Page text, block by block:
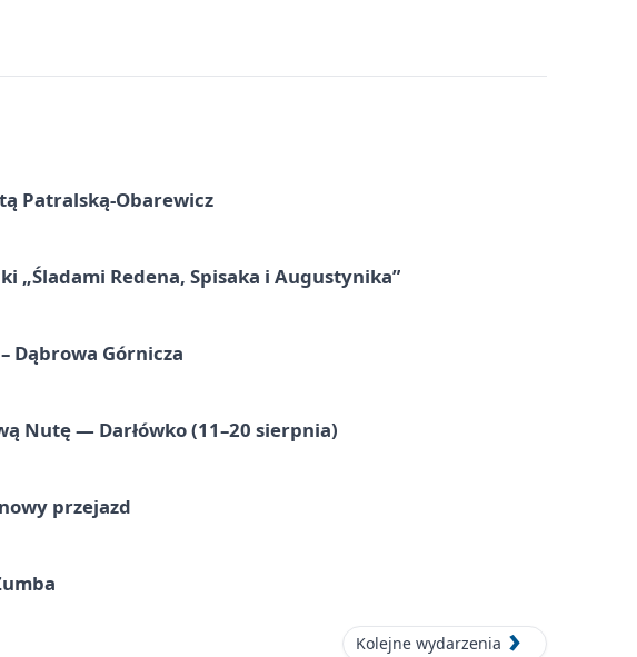
Patralską-Obarewicz
„Śladami Redena, Spisaka i Augustynika”
Dąbrowa Górnicza
Nutę — Darłówko (11–20 sierpnia)
przejazd
Kolejne wydarzenia